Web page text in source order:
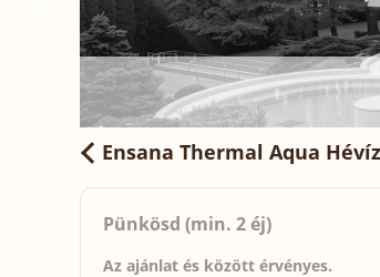
Ensana Thermal Aqua Hévíz
Pünkösd (min. 2 éj)
Az ajánlat és között érvényes.